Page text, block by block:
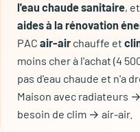
l'eau chaude sanitaire,
aides à la rénovation
PAC air-air chauffe et
moins cher à l'achat (4
pas d'eau chaude et n'a
Maison avec radiateurs
besoin de clim → air-air.